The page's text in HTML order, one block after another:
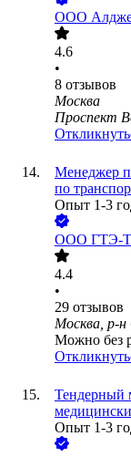
ООО
4.6
•
8 отзывов
Москва
Проспект
Менеджер
по
Опыт 1-3
ООО ГТЭ-
4.4
•
29 отзывов
Москва, р-
Можно без
Тендерный
Опыт 1-3